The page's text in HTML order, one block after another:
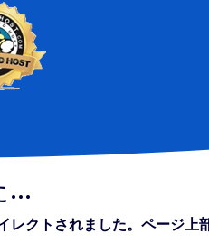
クトされました。ページ上